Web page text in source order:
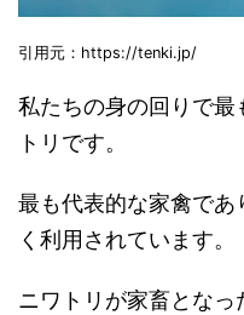
引用元：https://tenki.jp/
私たちの身の回りで最
トリです。
最も代表的な家禽で
く利用されています。
ニワトリが家畜とな